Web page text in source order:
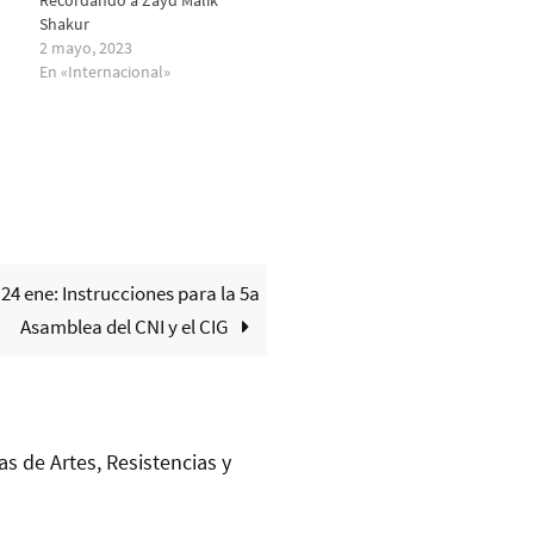
Shakur
2 mayo, 2023
En «Internacional»
ene: Instrucciones para la 5a
Asamblea del CNI y el CIG
de Artes, Resistencias y